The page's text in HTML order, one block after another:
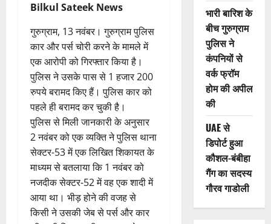
Bilkul Sateek News
गुरुग्राम, 13 नवंबर। गुरुग्राम पुलिस
कार और पर्स चोरी करने के मामले में
एक आरोपी को गिरफ्तार किया है।
पुलिस ने उसके पास से 1 हजार 200
रुपये बरामद किए हैं। पुलिस कार को
पहले ही बरामद कर चुकी है।
पुलिस से मिली जानकारी के अनुसार
2 नवंबर को एक व्यक्ति ने पुलिस थाना
सेक्टर-53 में एक लिखित शिकायत के
माध्यम से बतलाया कि 1 नवंबर को
नजदीक सेक्टर-52 में वह एक शादी में
आया था। भीड़ होने की वजह से
किसी ने उसकी जेब से पर्स और कार
भारी बारिश के
बीच गुरुग्राम
पुलिस ने
कंपनियों से
वर्क फ्रॉम
होम की अपील
की
UAE से
डिपोर्ट हुआ
कौशल-बंबीहा
गैंग का सदस्य
गौरव गाडोली